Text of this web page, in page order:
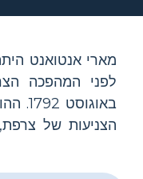
מארי אנטואנט
לפני המהפכה
הצניעות של